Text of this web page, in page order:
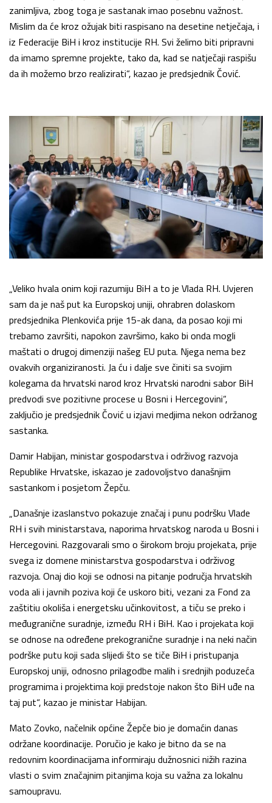
zanimljiva, zbog toga je sastanak imao posebnu važnost.
Mislim da će kroz ožujak biti raspisano na desetine netječaja, i
iz Federacije BiH i kroz institucije RH. Svi želimo biti pripravni
da imamo spremne projekte, tako da, kad se natječaji raspišu
da ih možemo brzo realizirati“, kazao je predsjednik Čović.
„Veliko hvala onim koji razumiju BiH a to je Vlada RH. Uvjeren
sam da je naš put ka Europskoj uniji, ohrabren dolaskom
predsjednika Plenkovića prije 15-ak dana, da posao koji mi
trebamo završiti, napokon završimo, kako bi onda mogli
maštati o drugoj dimenziji našeg EU puta. Njega nema bez
ovakvih organiziranosti. Ja ću i dalje sve činiti sa svojim
kolegama da hrvatski narod kroz Hrvatski narodni sabor BiH
predvodi sve pozitivne procese u Bosni i Hercegovini“,
zaključio je predsjednik Čović u izjavi medjima nekon održanog
sastanka.
Damir Habijan, ministar gospodarstva i održivog razvoja
Republike Hrvatske, iskazao je zadovoljstvo današnjim
sastankom i posjetom Žepču.
„Današnje izaslanstvo pokazuje značaj i punu podršku Vlade
RH i svih ministarstava, naporima hrvatskog naroda u Bosni i
Hercegovini. Razgovarali smo o širokom broju projekata, prije
svega iz domene ministarstva gospodarstva i održivog
razvoja. Onaj dio koji se odnosi na pitanje područja hrvatskih
voda ali i javnih poziva koji će uskoro biti, vezani za Fond za
zaštitiu okoliša i energetsku učinkovitost, a tiču se preko i
međugranične suradnje, između RH i BiH. Kao i projekata koji
se odnose na određene prekogranične suradnje i na neki način
podrške putu koji sada slijedi što se tiče BiH i pristupanja
Europskoj uniji, odnosno prilagodbe malih i srednjih poduzeća
programima i projektima koji predstoje nakon što BiH uđe na
taj put“, kazao je ministar Habijan.
Mato Zovko, načelnik općine Žepče bio je domaćin danas
održane koordinacije. Poručio je kako je bitno da se na
redovnim koordinacijama informiraju dužnosnici nižih razina
vlasti o svim značajnim pitanjima koja su važna za lokalnu
samoupravu.